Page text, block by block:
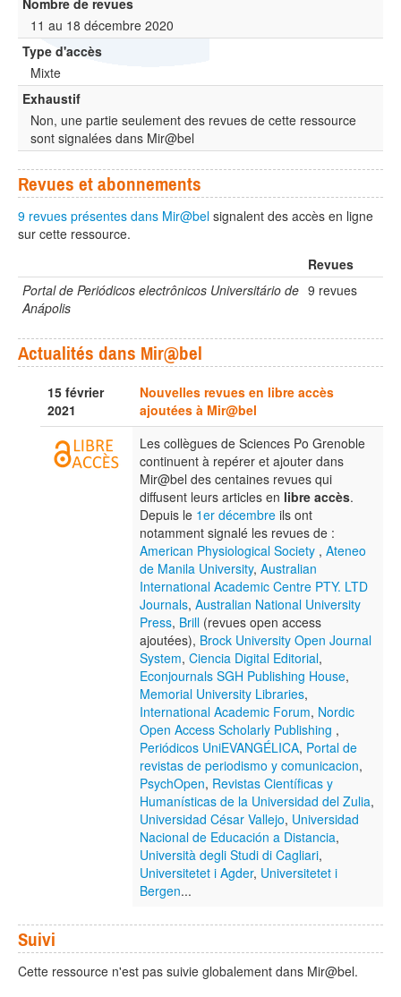
Nombre de revues
11 au 18 décembre 2020
Type d'accès
Mixte
Exhaustif
Non, une partie seulement des revues de cette ressource
sont signalées dans Mir@bel
Revues et abonnements
9 revues présentes dans Mir@bel signalent des accès en ligne
sur cette ressource.
Revues
Portal de Periódicos electrônicos Universitário de
Anápolis
9 revues
Actualités dans Mir@bel
15 février
2021
Nouvelles revues en libre accès
ajoutées à Mir@bel
Les collègues de Sciences Po Grenoble
continuent à repérer et ajouter dans
Mir@bel des centaines revues qui
diffusent leurs articles en libre accès.
Depuis le 1er décembre ils ont
notamment signalé les revues de :
American Physiological Society , Ateneo
de Manila University, Australian
International Academic Centre PTY. LTD
Journals, Australian National University
Press, Brill (revues open access
ajoutées), Brock University Open Journal
System, Ciencia Digital Editorial,
Econjournals SGH Publishing House,
Memorial University Libraries,
International Academic Forum, Nordic
Open Access Scholarly Publishing ,
Periódicos UniEVANGÉLICA, Portal de
revistas de periodismo y comunicacion,
PsychOpen, Revistas Científicas y
Humanísticas de la Universidad del Zulia,
Universidad César Vallejo, Universidad
Nacional de Educación a Distancia,
Università degli Studi di Cagliari,
Universitetet i Agder, Universitetet i
Bergen...
Suivi
Cette ressource n'est pas suivie globalement dans Mir@bel.